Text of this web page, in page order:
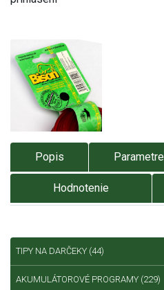
Popis Parametre
Hodnotenie
TIPY NA DARČEKY (44)
AKUMULÁTOROVÉ PROGRAMY (229)